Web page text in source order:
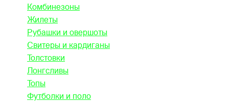
Комбинезоны
Жилеты
Рубашки и овершоты
Свитеры и кардиганы
Толстовки
Лонгсливы
Топы
Футболки и поло